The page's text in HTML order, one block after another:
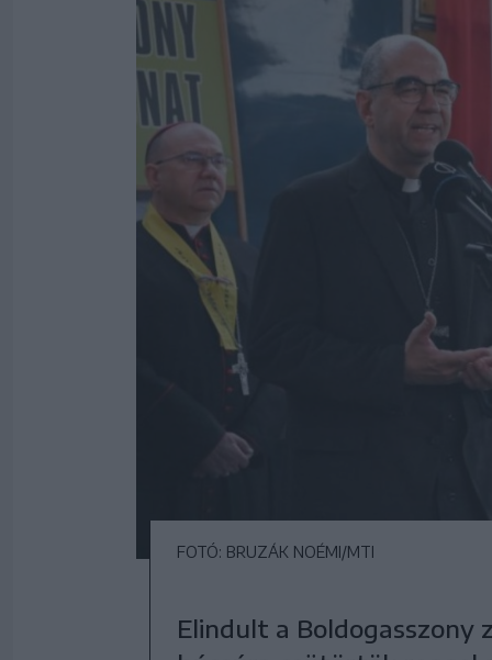
FOTÓ: BRUZÁK NOÉMI/MTI
Elindult a Boldogasszony